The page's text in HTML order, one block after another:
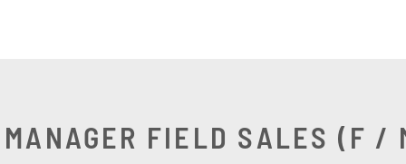
FIELD SALES (F /